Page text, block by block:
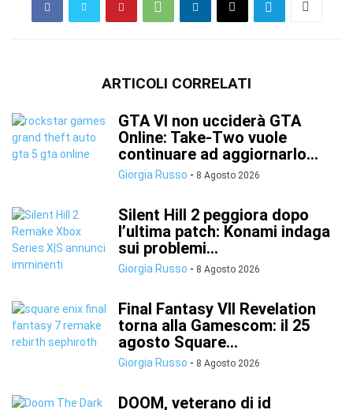
ARTICOLI CORRELATI
GTA VI non ucciderà GTA
Online: Take-Two vuole
continuare ad aggiornarlo...
Giorgia Russo - 8 Agosto 2026
Silent Hill 2 peggiora dopo
l’ultima patch: Konami indaga
sui problemi...
Giorgia Russo - 8 Agosto 2026
Final Fantasy VII Revelation
torna alla Gamescom: il 25
agosto Square...
Giorgia Russo - 8 Agosto 2026
DOOM, veterano di id